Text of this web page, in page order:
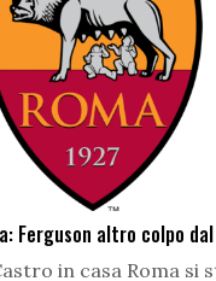
Ferguson altro colpo
in casa Roma si